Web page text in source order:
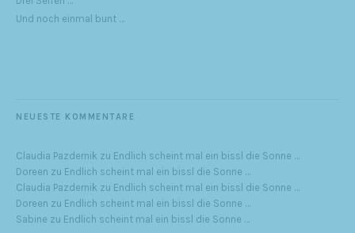
Und noch einmal bunt …
NEUESTE KOMMENTARE
Claudia Pazdernik zu Endlich scheint mal ein bissl die Sonne …
Doreen zu Endlich scheint mal ein bissl die Sonne …
Claudia Pazdernik zu Endlich scheint mal ein bissl die Sonne …
Doreen zu Endlich scheint mal ein bissl die Sonne …
Sabine zu Endlich scheint mal ein bissl die Sonne …